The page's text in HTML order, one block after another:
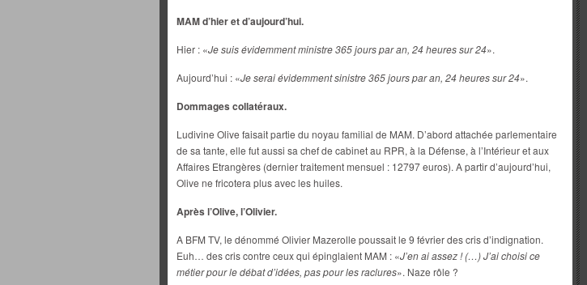
MAM d’hier et d’aujourd’hui.
Hier : «Je suis évidemment ministre 365 jours par an, 24 heures sur 24».
Aujourd’hui : «Je serai évidemment sinistre 365 jours par an, 24 heures sur 24».
Dommages collatéraux.
Ludivine Olive faisait partie du noyau familial de MAM. D’abord attachée parlementaire
de sa tante, elle fut aussi sa chef de cabinet au RPR, à la Défense, à l’Intérieur et aux
Affaires Etrangères (dernier traitement mensuel : 12797 euros). A partir d’aujourd’hui,
Olive ne fricotera plus avec les huiles.
Après l’Olive, l’Olivier.
A BFM TV, le dénommé Olivier Mazerolle poussait le 9 février des cris d’indignation.
Euh… des cris contre ceux qui épinglaient MAM : «J’en ai assez ! (…) J’ai choisi ce
métier pour le débat d’idées, pas pour les raclures». Naze rôle ?